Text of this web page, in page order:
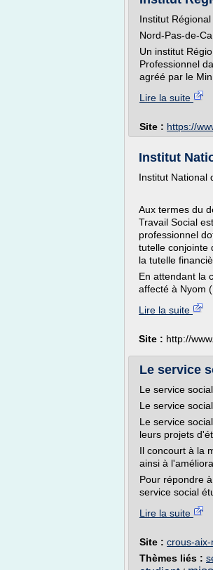
Institut
Nord-Pas-de-
Un institut
Professionnel
agréé par le
Lire la suite
Site : https://
Institut
Institut National
Aux termes du
Travail Social
professionnel
tutelle conjointe
la tutelle
En attendant la
affecté à Nyom
Lire la suite
Site : http://
Le service
Le service social
Le service social
Le service
leurs projets
Il concourt à la
ainsi à
Pour répondre
service social
Lire la suite
Site : crous-
Thèmes liés :